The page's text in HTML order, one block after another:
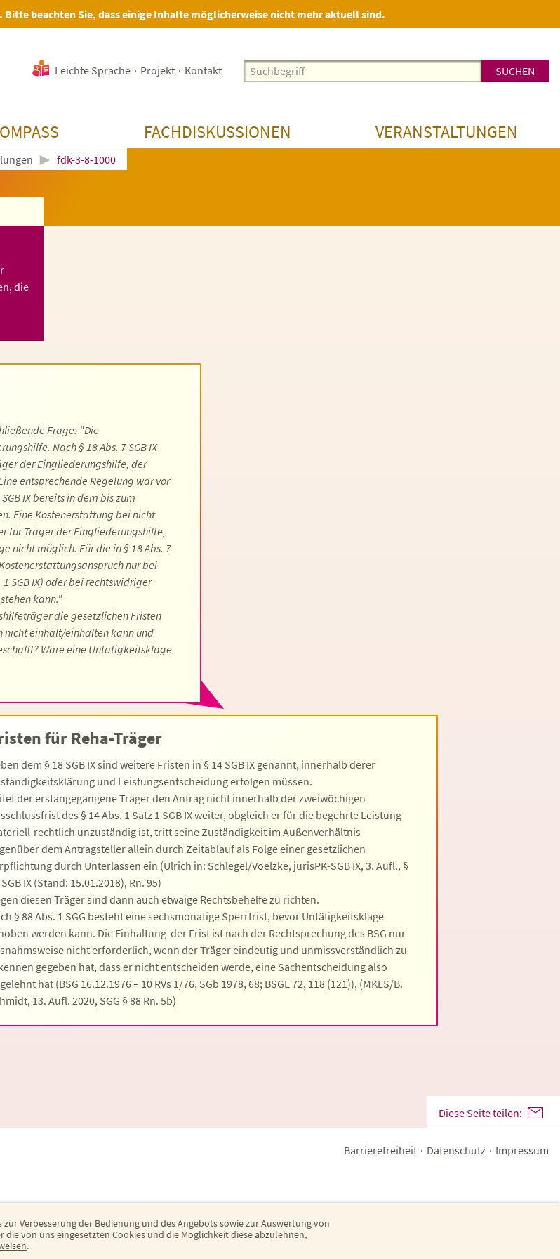
beachten Sie, dass einige Inhalte möglicherweise nicht mehr aktuell sind.
Leichte Sprache · Projekt · Kontakt
FACHDISKUSSIONEN VERANSTALTUNGEN
► fdk-3-8-1000
die
Frage: "Die
Nach § 18 Abs. 7 SGB IX
der Eingliederungshilfe, der
entsprechende Regelung war vor
IX bereits in dem bis zum
Eine Kostenerstattung bei nicht
für Träger der Eingliederungshilfe,
nicht möglich. Für die in § 18 Abs. 7
nur bei
SGB IX) oder bei rechtswidriger
kann."
die gesetzlichen Fristen
nicht einhält/einhalten kann und
Wäre eine Untätigkeitsklage
für Reha-Träger
dem § 18 SGB IX sind weitere Fristen in § 14 SGB IX genannt, innerhalb derer
und Leistungsentscheidung erfolgen müssen.
der erstangegangene Träger den Antrag nicht innerhalb der zweiwöchigen
des § 14 Abs. 1 Satz 1 SGB IX weiter, obgleich er für die begehrte Leistung
rechtlich unzuständig ist, tritt seine Zuständigkeit im Außenverhältnis
dem Antragsteller allein durch Zeitablauf als Folge einer gesetzlichen
durch Unterlassen ein (Ulrich in: Schlegel/Voelzke, jurisPK-SGB IX, 3. Aufl., §
IX (Stand: 15.01.2018), Rn. 95)
diesen Träger sind dann auch etwaige Rechtsbehelfe zu richten.
§ 88 Abs. 1 SGG besteht eine sechsmonatige Sperrfrist, bevor Untätigkeitsklage
werden kann. Die Einhaltung der Frist ist nach der Rechtsprechung des BSG nur
nicht erforderlich, wenn der Träger eindeutig und unmissverständlich zu
gegeben hat, dass er nicht entscheiden werde, eine Sachentscheidung also
hat (BSG 16.12.1976 – 10 RVs 1/76, SGb 1978, 68; BSGE 72, 118 (121)), (MKLS/B.
13. Aufl. 2020, SGG § 88 Rn. 5b)
Diese Seite teilen:
Barrierefreiheit · Datenschutz · Impressum
Verbesserung der Bedienung und des Angebots sowie zur Auswertung von
die von uns eingesetzten Cookies und die Möglichkeit diese abzulehnen,
.